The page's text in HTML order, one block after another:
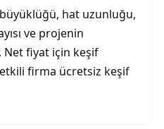
hat uzunluğu,
ve projenin
Net fiyat için keşif
firma ücretsiz keşif